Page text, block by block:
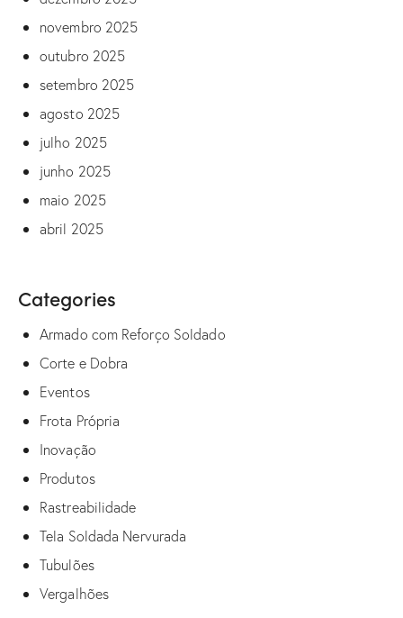
novembro 2025
outubro 2025
setembro 2025
agosto 2025
julho 2025
junho 2025
maio 2025
abril 2025
Categories
Armado com Reforço Soldado
Corte e Dobra
Eventos
Frota Própria
Inovação
Produtos
Rastreabilidade
Tela Soldada Nervurada
Tubulões
Vergalhões